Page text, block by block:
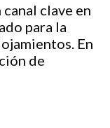
clave en
para la
En
de